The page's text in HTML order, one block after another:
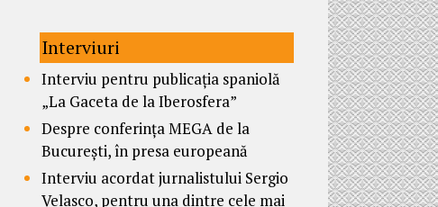
Interviuri
Interviu pentru publicația spaniolă
„La Gaceta de la Iberosfera”
Despre conferința MEGA de la
București, în presa europeană
Interviu acordat jurnalistului Sergio
Velasco, pentru una dintre cele mai